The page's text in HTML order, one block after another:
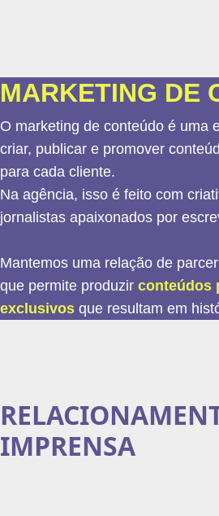
MARKETING DE
O marketing de conteúdo é uma
criar, publicar e promover
para cada cliente.
Na agência, isso é feito com
jornalistas apaixonados por
Mantemos uma relação de
que permite produzir conteúdos
exclusivos que resultam em
IMPRENSA